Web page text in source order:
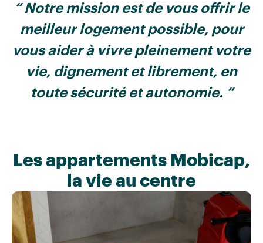
“ Notre mission est de vous offrir le
meilleur logement possible, pour
vous aider à vivre pleinement votre
vie, dignement et librement, en
toute sécurité et autonomie. “
Les appartements Mobicap,
la vie au centre